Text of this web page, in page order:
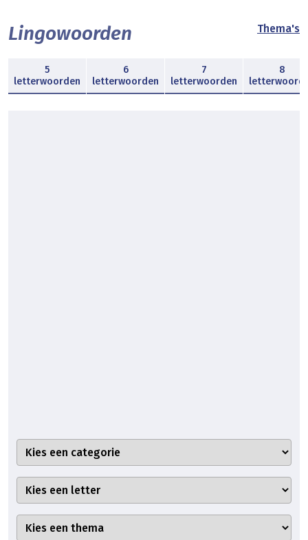
Lingowoorden Thema's
5
letterwoorden
6
letterwoorden
7
letterwoorden
8